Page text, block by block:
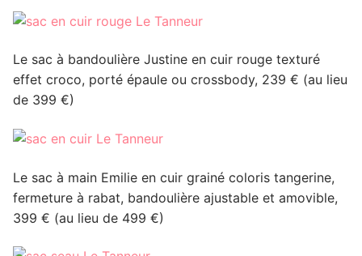
Le sac à bandoulière Justine en cuir rouge texturé
effet croco, porté épaule ou crossbody, 239 € (au lieu
de 399 €)
Le sac à main Emilie en cuir grainé coloris tangerine,
fermeture à rabat, bandoulière ajustable et amovible,
399 € (au lieu de 499 €)